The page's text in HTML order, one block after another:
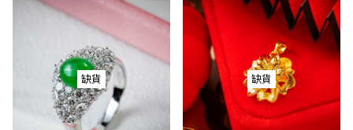
缺貨 缺貨